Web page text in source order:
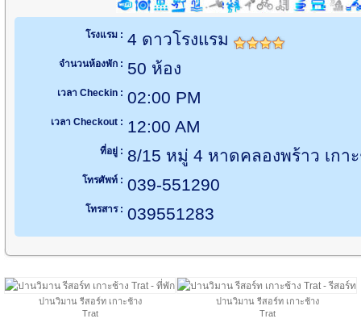
โรงแรม : 4 ดาวโรงแรม
จำนวนห้องพัก : 50 ห้อง
เวลา Checkin : 02:00 PM
เวลา Checkout : 12:00 AM
ที่อยู่ : 8/15 หมู่ 4 หาดคลองพร้าว เกา
โทรศัพท์ : 039-551290
โทรสาร : 039551283
ปานวิมาน รีสอร์ท เกาะช้าง
Trat
ปานวิมาน รีสอร์ท เกาะช้าง
Trat